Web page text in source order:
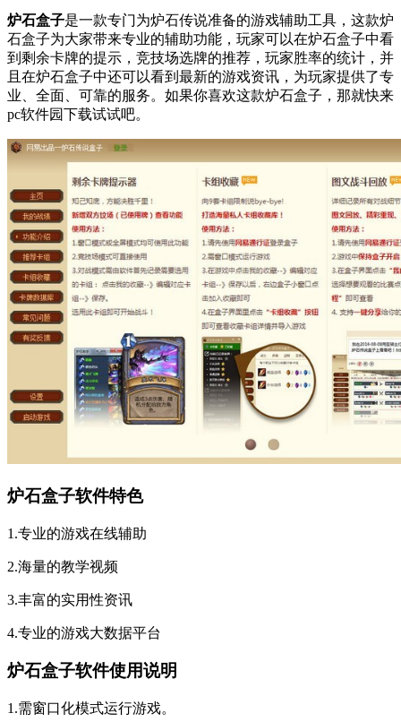
炉石盒子是一款专门为炉石传说准备的游戏辅助工具，这款炉
石盒子为大家带来专业的辅助功能，玩家可以在炉石盒子中看
到剩余卡牌的提示，竞技场选牌的推荐，玩家胜率的统计，并
且在炉石盒子中还可以看到最新的游戏资讯，为玩家提供了专
业、全面、可靠的服务。如果你喜欢这款炉石盒子，那就快来
pc软件园下载试试吧。
炉石盒子软件特色
1.专业的游戏在线辅助
2.海量的教学视频
3.丰富的实用性资讯
4.专业的游戏大数据平台
炉石盒子软件使用说明
1.需窗口化模式运行游戏。